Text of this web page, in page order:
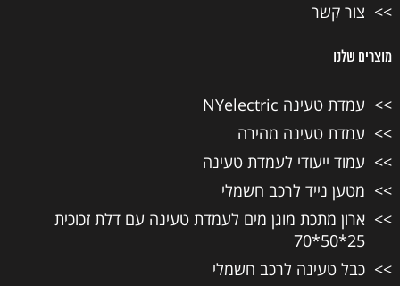
צור קשר
מוצרים שלנו
עמדת טעינה NYelectric
עמדת טעינה מהירה
עמוד ייעודי לעמדת טעינה
מטען נייד לרכב חשמלי
ארון מתכת מוגן מים לעמדת טעינה עם דלת זכוכית
25*50*70
כבל טעינה לרכב חשמלי